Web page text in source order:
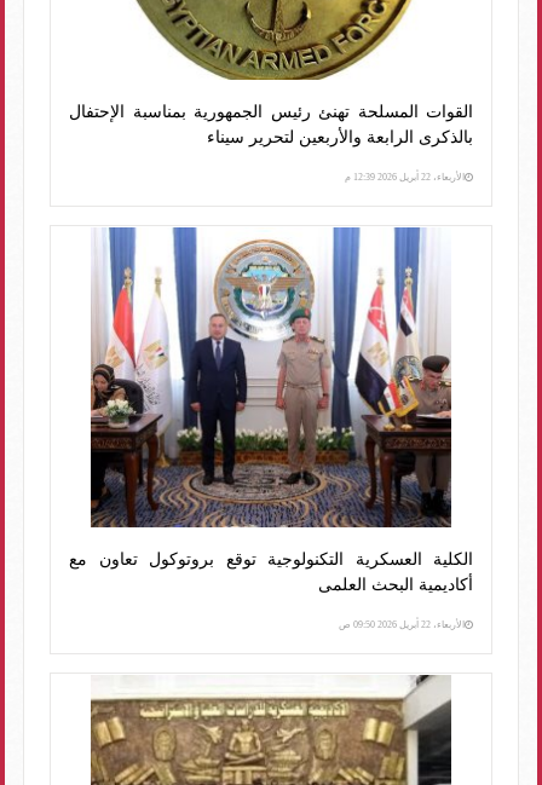
القوات المسلحة تهنئ رئيس الجمهورية بمناسبة الإحتفال
بالذكرى الرابعة والأربعين لتحرير سيناء
الأربعاء، 22 أبريل 2026 12:39 م
الكلية العسكرية التكنولوجية توقع بروتوكول تعاون مع
أكاديمية البحث العلمى
الأربعاء، 22 أبريل 2026 09:50 ص